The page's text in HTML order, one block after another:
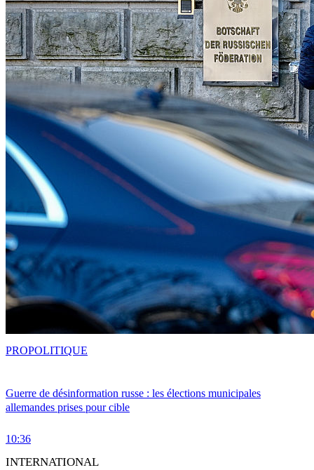
Guerre de désinformation russe : les élections municipales
allemandes prises pour cible
10:36
PROPOLITIQUE
INTERNATIONAL